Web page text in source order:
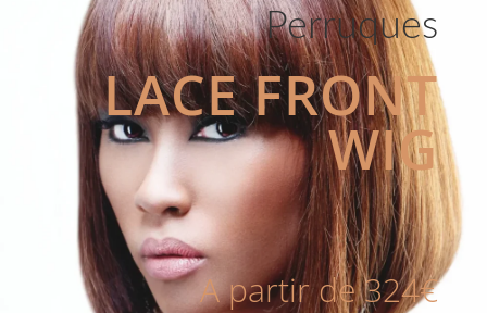
Perruques
LACE FRONT
WIG
A partir de 324€